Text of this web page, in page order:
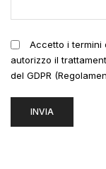
Accetto i termini
autorizzo il
del GDPR